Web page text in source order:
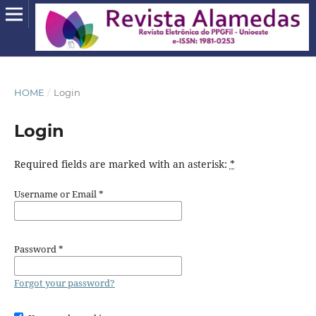
HOME / Login
Login
Required fields are marked with an asterisk: *
Username or Email*
Password*
Forgot your password?